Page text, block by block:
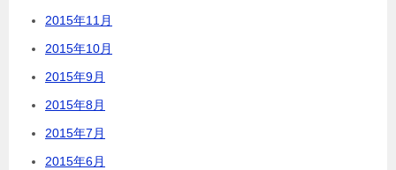
2015年11月
2015年10月
2015年9月
2015年8月
2015年7月
2015年6月